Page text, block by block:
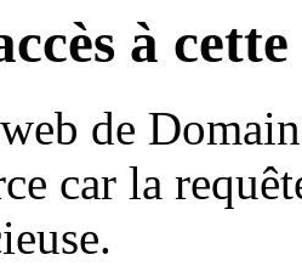
à
de
car la